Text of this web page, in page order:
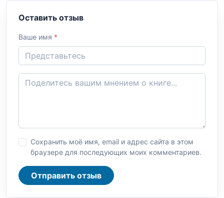
Оставить отзыв
Ваше имя *
Сохранить моё имя, email и адрес сайта в этом
браузере для последующих моих комментариев.
Отправить отзыв